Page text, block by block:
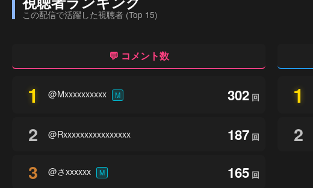
この配信で活躍した視聴者 (Top 15)
💬 コメント数
1 @Mxxxxxxxxxx M 302 回
2 @Rxxxxxxxxxxxxxxxx 187 回
3 @さxxxxxx M 165 回
1
2